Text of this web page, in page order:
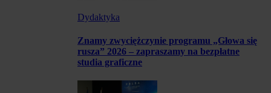
Dydaktyka
Znamy zwyciężczynie programu „Głowa się
rusza” 2026 – zapraszamy na bezpłatne
studia graficzne